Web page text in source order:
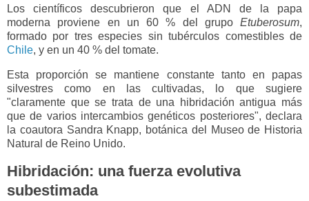
Los científicos descubrieron que el ADN de la papa
moderna proviene en un 60 % del grupo Etuberosum,
formado por tres especies sin tubérculos comestibles de
Chile, y en un 40 % del tomate.
Esta proporción se mantiene constante tanto en papas
silvestres como en las cultivadas, lo que sugiere
"claramente que se trata de una hibridación antigua más
que de varios intercambios genéticos posteriores", declara
la coautora Sandra Knapp, botánica del Museo de Historia
Natural de Reino Unido.
Hibridación: una fuerza evolutiva
subestimada